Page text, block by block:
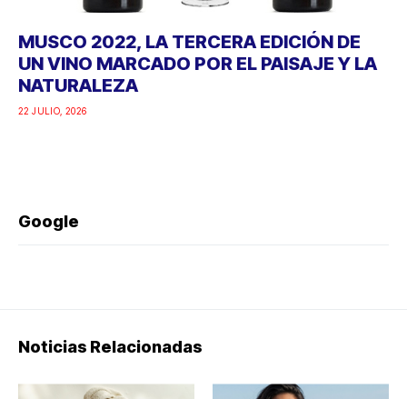
MUSCO 2022, LA TERCERA EDICIÓN DE
UN VINO MARCADO POR EL PAISAJE Y LA
NATURALEZA
22 JULIO, 2026
Google
Noticias Relacionadas